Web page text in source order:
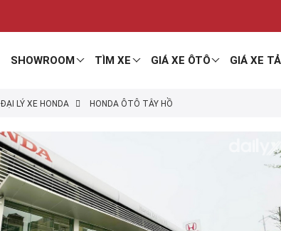
SHOWROOM TÌM XE GIÁ XE ÔTÔ GIÁ XE
ĐẠI LÝ XE HONDA HONDA ÔTÔ TÂY HỒ